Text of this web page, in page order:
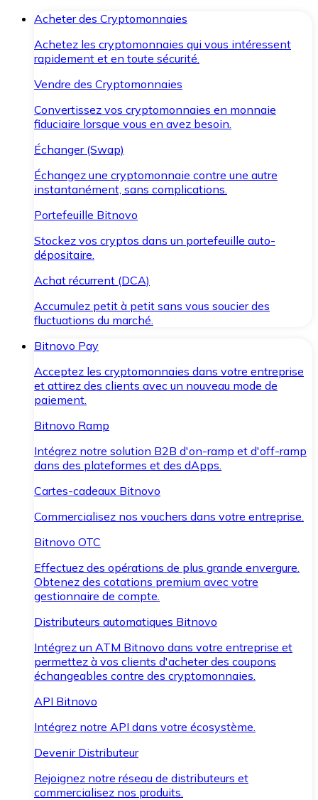
Acheter des Cryptomonnaies
Achetez les cryptomonnaies qui vous intéressent
rapidement et en toute sécurité.
Vendre des Cryptomonnaies
Convertissez vos cryptomonnaies en monnaie
fiduciaire lorsque vous en avez besoin.
Échanger (Swap)
Échangez une cryptomonnaie contre une autre
instantanément, sans complications.
Portefeuille Bitnovo
Stockez vos cryptos dans un portefeuille auto-
dépositaire.
Achat récurrent (DCA)
Accumulez petit à petit sans vous soucier des
fluctuations du marché.
Bitnovo Pay
Acceptez les cryptomonnaies dans votre entreprise
et attirez des clients avec un nouveau mode de
paiement.
Bitnovo Ramp
Intégrez notre solution B2B d'on-ramp et d'off-ramp
dans des plateformes et des dApps.
Cartes-cadeaux Bitnovo
Commercialisez nos vouchers dans votre entreprise.
Bitnovo OTC
Effectuez des opérations de plus grande envergure.
Obtenez des cotations premium avec votre
gestionnaire de compte.
Distributeurs automatiques Bitnovo
Intégrez un ATM Bitnovo dans votre entreprise et
permettez à vos clients d'acheter des coupons
échangeables contre des cryptomonnaies.
API Bitnovo
Intégrez notre API dans votre écosystème.
Devenir Distributeur
Rejoignez notre réseau de distributeurs et
commercialisez nos produits.